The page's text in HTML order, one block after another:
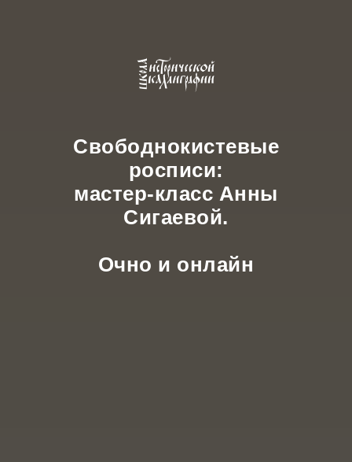
Свободнокистевые
росписи:
мастер-класс Анны
Сигаевой.
Очно и онлайн